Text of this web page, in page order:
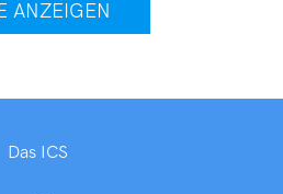
ANZEIGEN
Das ICS